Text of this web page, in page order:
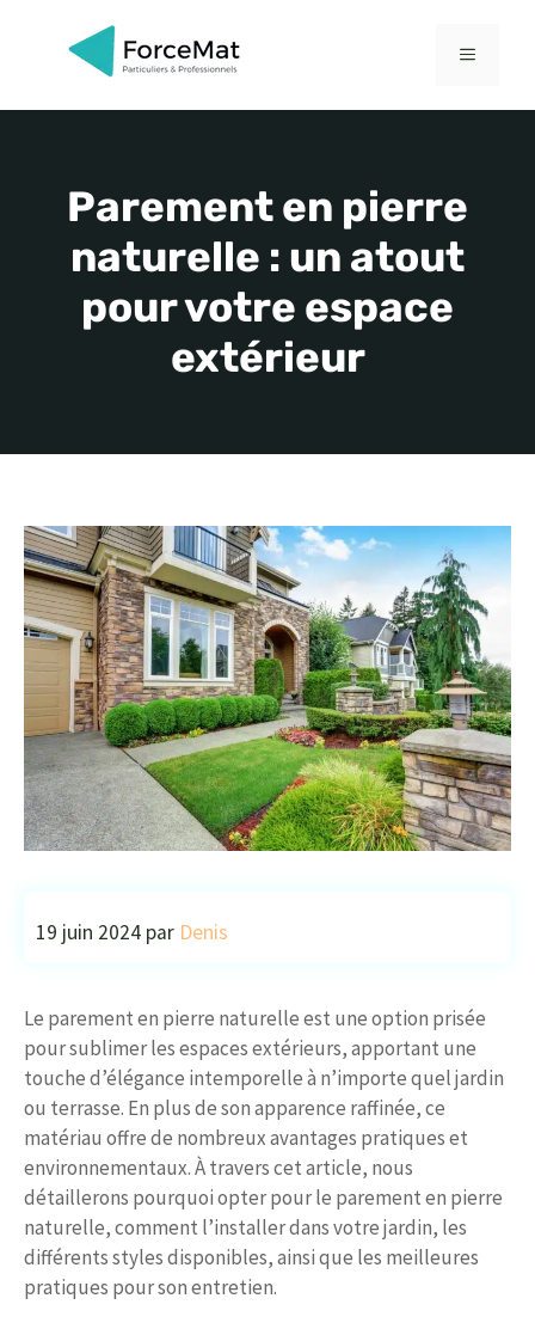
MENU
Parement en pierre
naturelle : un atout
pour votre espace
extérieur
19 juin 2024 par Denis
Le parement en pierre naturelle est une option prisée
pour sublimer les espaces extérieurs, apportant une
touche d’élégance intemporelle à n’importe quel jardin
ou terrasse. En plus de son apparence raffinée, ce
matériau offre de nombreux avantages pratiques et
environnementaux. À travers cet article, nous
détaillerons pourquoi opter pour le parement en pierre
naturelle, comment l’installer dans votre jardin, les
différents styles disponibles, ainsi que les meilleures
pratiques pour son entretien.